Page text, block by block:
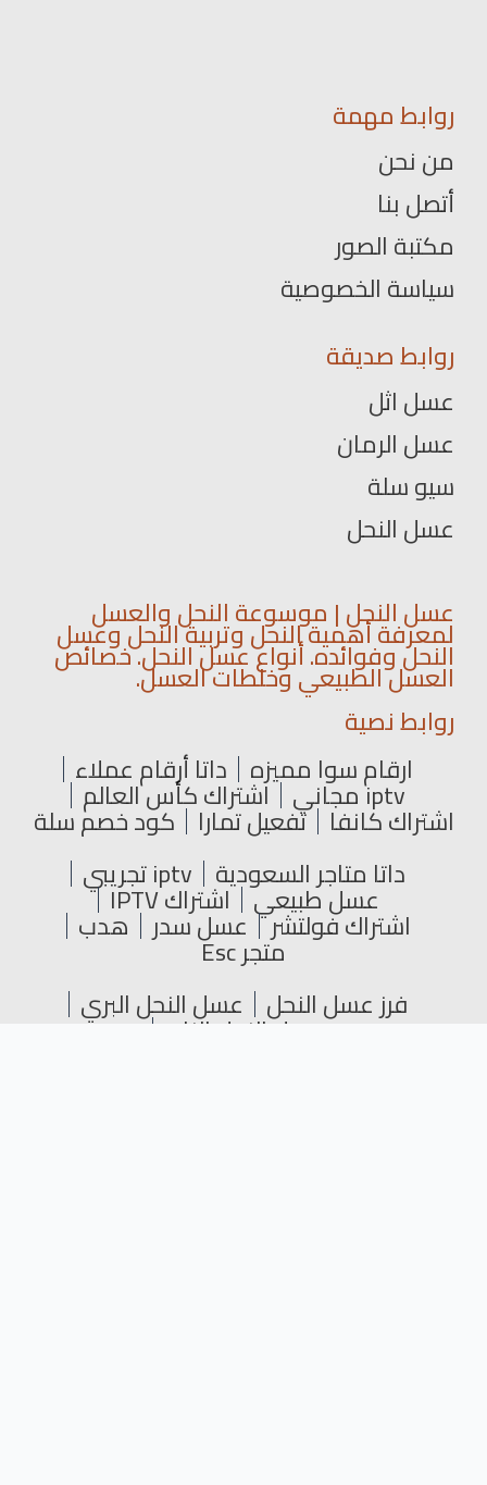
روابط مهمة
من نحن
أتصل بنا
مكتبة الصور
سياسة الخصوصية
روابط صديقة
عسل اثل
عسل الرمان
سيو سلة
عسل النحل
عسل النحل | موسوعة النحل والعسل
لمعرفة أهمية النحل وتربية النحل وعسل
النحل وفوائده. أنواع عسل النحل. خصائص
العسل الطبيعي وخلطات العسل.
روابط نصية
ارقام سوا مميزه داتا أرقام عملاء
iptv مجاني اشتراك كأس العالم
اشتراك كانفا تفعيل تمارا كود خصم سلة
داتا متاجر السعودية iptv تجريبي
عسل طبيعي اشتراك IPTV
اشتراك فولتشر عسل سدر هدب
متجر Esc
فرز عسل النحل عسل النحل البري
عسل النحل النادر